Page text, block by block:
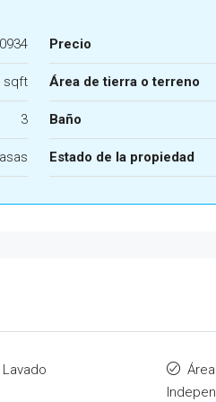
Precio
sqft Área de tierra o terreno
3 Baño
Estado de la propiedad